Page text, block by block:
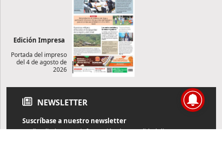
Edición Impresa
Portada del impreso
del 4 de agosto de
2026
NEWSLETTER
Suscríbase a nuestro newsletter
Reciba diariamente información de actualidad directamente en